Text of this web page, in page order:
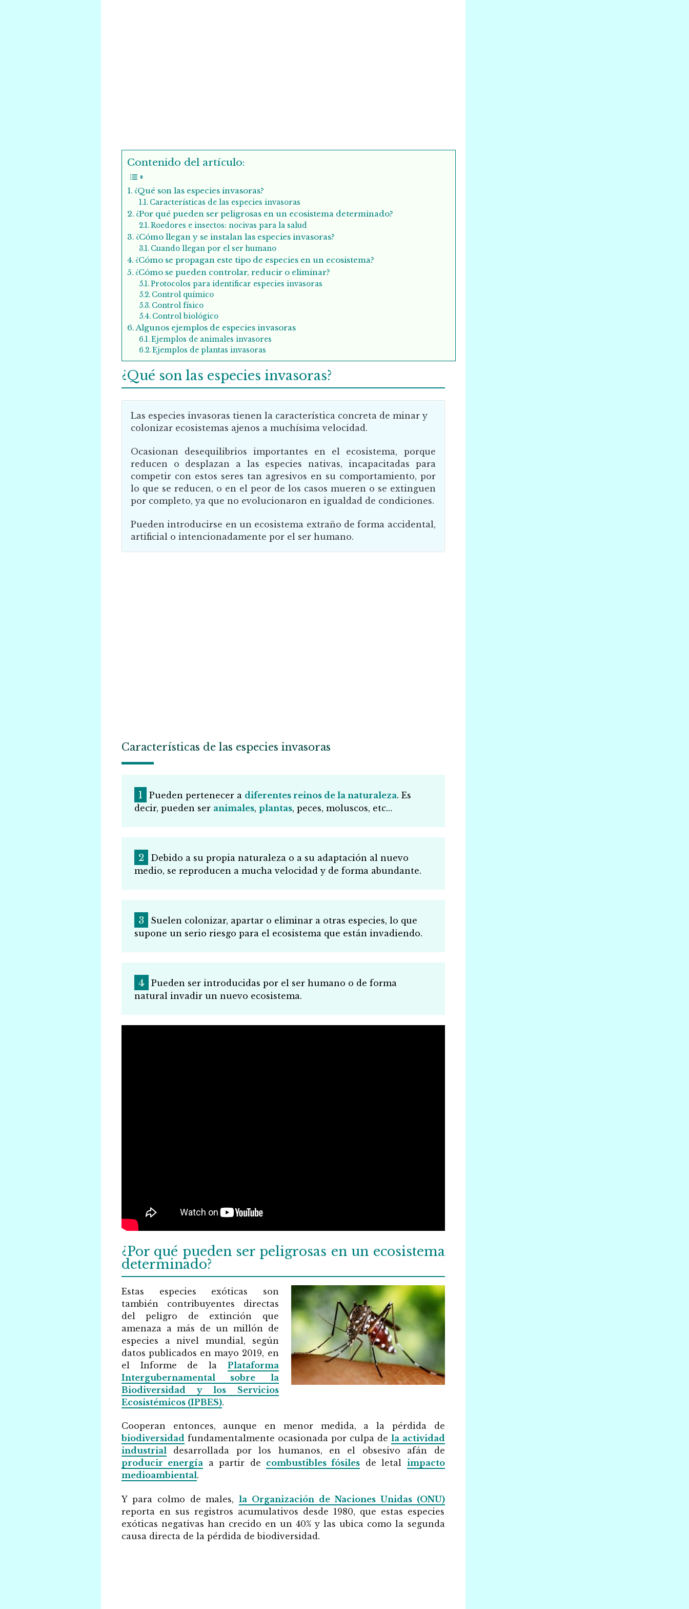
Contenido del artículo:
¿Qué son las especies invasoras?
Características de las especies invasoras
¿Por qué pueden ser peligrosas en un ecosistema determinado?
Roedores e insectos: nocivas para la salud
¿Cómo llegan y se instalan las especies invasoras?
Cuando llegan por el ser humano
¿Cómo se propagan este tipo de especies en un ecosistema?
¿Cómo se pueden controlar, reducir o eliminar?
Protocolos para identificar especies invasoras
Control químico
Control físico
Control biológico
Algunos ejemplos de especies invasoras
Ejemplos de animales invasores
Ejemplos de plantas invasoras
¿Qué son las especies invasoras?
Las especies invasoras tienen la característica concreta de minar y
colonizar ecosistemas ajenos a muchísima velocidad.
Ocasionan desequilibrios importantes en el ecosistema, porque
reducen o desplazan a las especies nativas, incapacitadas para
competir con estos seres tan agresivos en su comportamiento, por
lo que se reducen, o en el peor de los casos mueren o se extinguen
por completo, ya que no evolucionaron en igualdad de condiciones.
Pueden introducirse en un ecosistema extraño de forma accidental,
artificial o intencionadamente por el ser humano.
Características de las especies invasoras
Pueden pertenecer a diferentes reinos de la naturaleza. Es
decir, pueden ser animales, plantas, peces, moluscos, etc…
Debido a su propia naturaleza o a su adaptación al nuevo
medio, se reproducen a mucha velocidad y de forma abundante.
Suelen colonizar, apartar o eliminar a otras especies, lo que
supone un serio riesgo para el ecosistema que están invadiendo.
Pueden ser introducidas por el ser humano o de forma
natural invadir un nuevo ecosistema.
¿Por qué pueden ser peligrosas en un ecosistema
determinado?
Estas especies exóticas son
también contribuyentes directas
del peligro de extinción que
amenaza a más de un millón de
especies a nivel mundial, según
datos publicados en mayo 2019, en
el Informe de la Plataforma
Intergubernamental sobre la
Biodiversidad y los Servicios
Ecosistémicos (IPBES).
Cooperan entonces, aunque en menor medida, a la pérdida de
biodiversidad fundamentalmente ocasionada por culpa dela actividad
industrial desarrollada por los humanos, en el obsesivo afán de
producir energía a partir de combustibles fósiles de letal impacto
medioambiental.
Y para colmo de males,la Organización de Naciones Unidas (ONU)
reporta en sus registros acumulativos desde 1980, que estas especies
exóticas negativas han crecido en un 40% y las ubica como la segunda
causa directa de la pérdida de biodiversidad.